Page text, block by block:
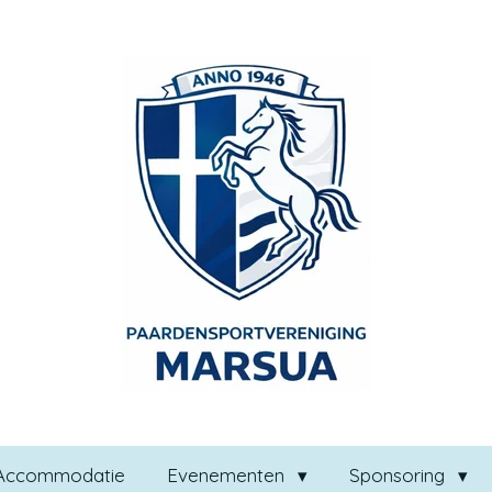
Evenementen Sponsoring